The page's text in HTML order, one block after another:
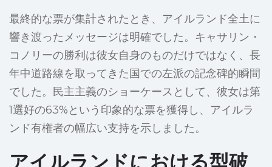
最終的な票が集計されたとき、アイルランド全土に
響き渡ったメッセージは明確でした。キャサリン・
コノリーの勝利は彼女自身のものだけではなく、長
年中道路線を取ってきた国での左派の記念碑的瞬間
でした。民主主義のショーケースとして、彼女は第
1選好の63%という印象的な票を獲得し、アイルラ
ンド有権者の幅広い支持を示しました。
アイルランドにおける型破